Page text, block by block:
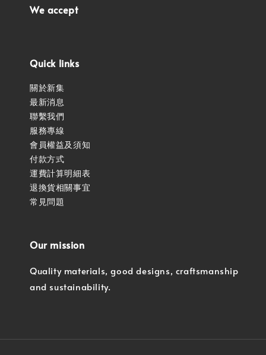
We accept
Quick links
關於新集
最新消息
聯繫我們
服務專線
會員權益及須知
付款方式
運費計算明細表
退換貨相關事宜
常見問題
Our mission
Quality materials, good designs, craftsmanship
and sustainability.